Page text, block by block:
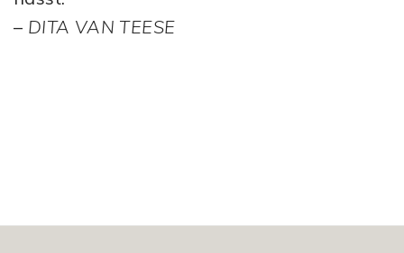
– DITA VAN TEESE